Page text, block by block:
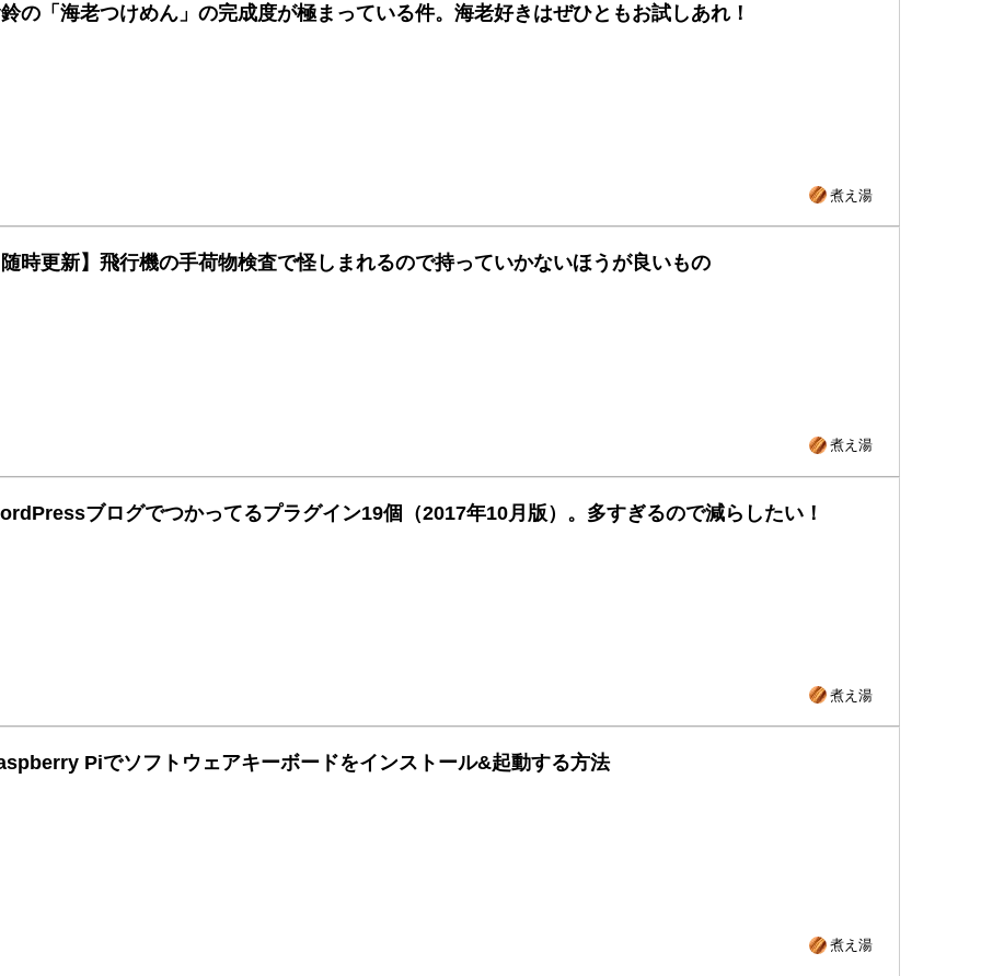
の「海老つけめん」の完成度が極まっている件。海老好きはぜひともお試しあれ！
煮え湯
時更新】飛行機の手荷物検査で怪しまれるので持っていかないほうが良いもの
煮え湯
ブログでつかってるプラグイン19個（2017年10月版）。多すぎるので減らしたい！
煮え湯
Piでソフトウェアキーボードをインストール&起動する方法
煮え湯